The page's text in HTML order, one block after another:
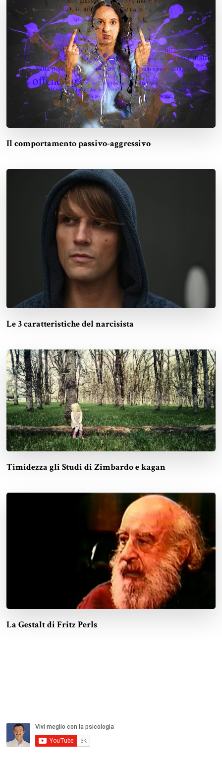
Il comportamento passivo-aggressivo
Le 3 caratteristiche del narcisista
Timidezza gli Studi di Zimbardo e kagan
La Gestalt di Fritz Perls